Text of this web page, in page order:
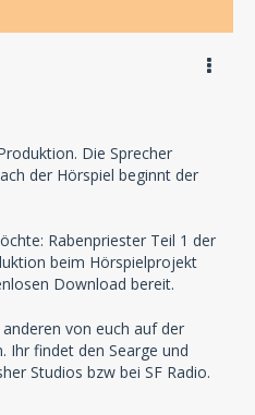
Die Sprecher
der Hörspiel beginnt der
Rabenpriester Teil 1 der
beim Hörspielprojekt
Download bereit.
von euch auf der
Ihr findet den Searge und
Studios bzw bei SF Radio.